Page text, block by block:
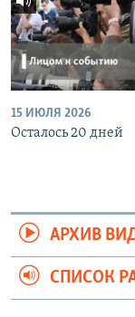
15 ИЮЛЯ 2026
Осталось 20 дней
АРХИВ
СПИСОК